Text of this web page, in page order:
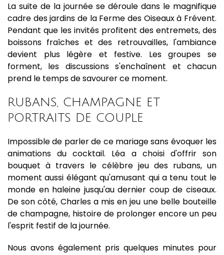
La suite de la journée se déroule dans le magnifique
cadre des jardins de la Ferme des Oiseaux à Frévent.
Pendant que les invités profitent des entremets, des
boissons fraîches et des retrouvailles, l'ambiance
devient plus légère et festive. Les groupes se
forment, les discussions s'enchaînent et chacun
prend le temps de savourer ce moment.
RUBANS, CHAMPAGNE ET
PORTRAITS DE COUPLE
Impossible de parler de ce mariage sans évoquer les
animations du cocktail. Léa a choisi d'offrir son
bouquet à travers le célèbre jeu des rubans, un
moment aussi élégant qu'amusant qui a tenu tout le
monde en haleine jusqu'au dernier coup de ciseaux.
De son côté, Charles a mis en jeu une belle bouteille
de champagne, histoire de prolonger encore un peu
l'esprit festif de la journée.
Nous avons également pris quelques minutes pour